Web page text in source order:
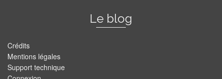
Le blog
Crédits
Mentions légales
Support technique